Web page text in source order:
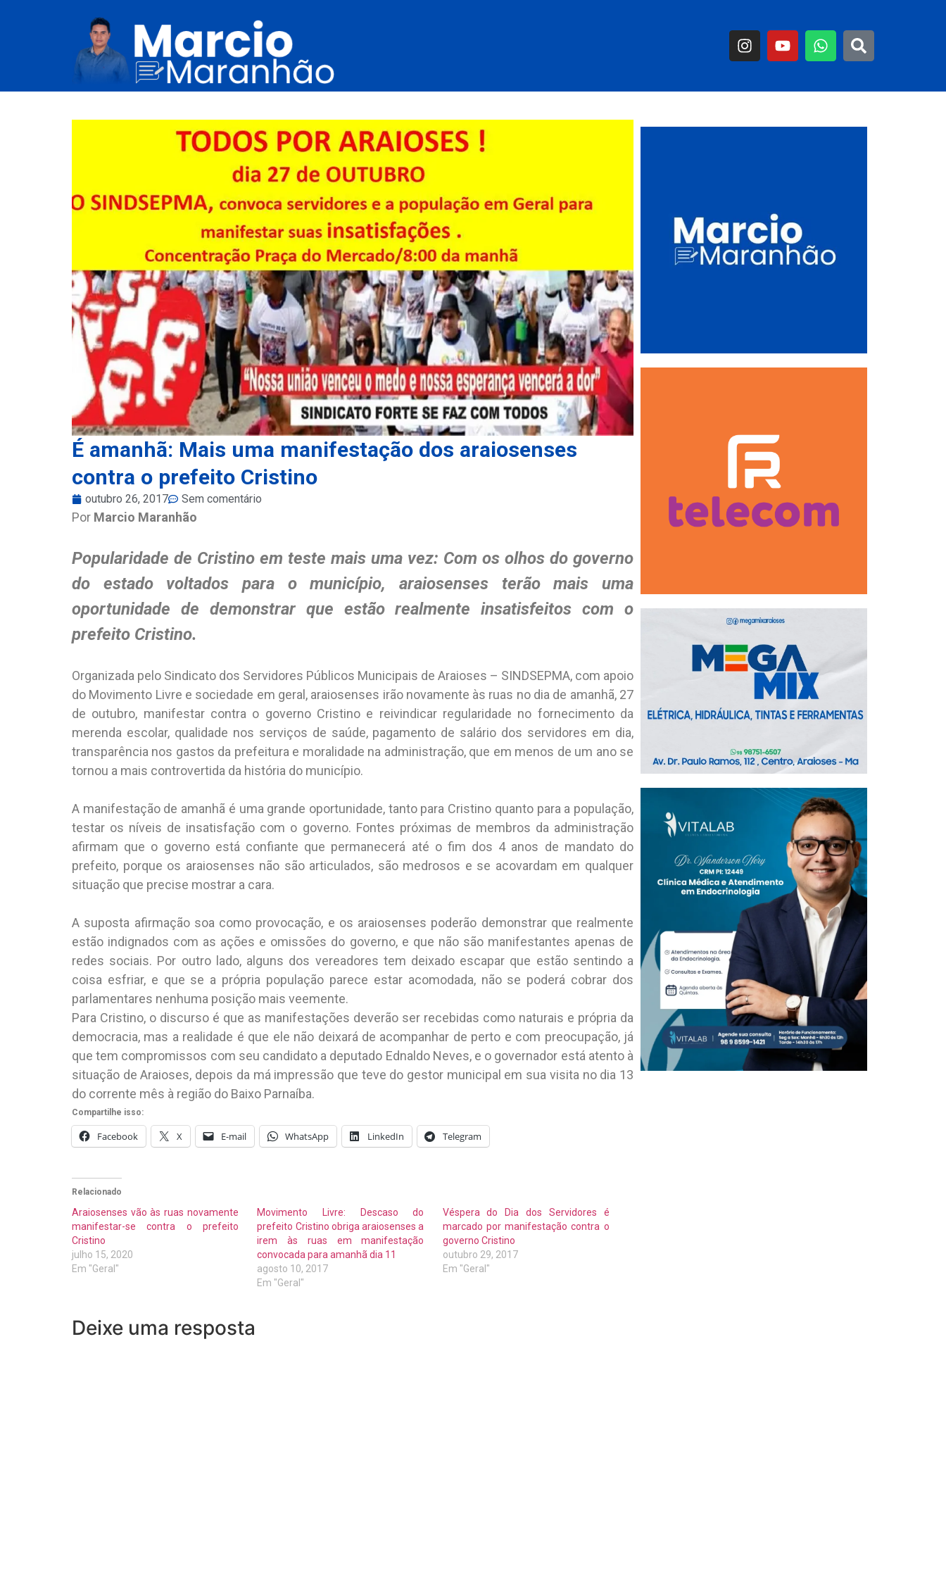
É amanhã: Mais uma manifestação dos araiosenses
contra o prefeito Cristino
outubro 26, 2017 Sem comentário
Por Marcio Maranhão
Popularidade de Cristino em teste mais uma vez: Com os olhos do governo
do estado voltados para o município, araiosenses terão mais uma
oportunidade de demonstrar que estão realmente insatisfeitos com o
prefeito Cristino.
Organizada pelo Sindicato dos Servidores Públicos Municipais de Araioses – SINDSEPMA, com apoio
do Movimento Livre e sociedade em geral, araiosenses irão novamente às ruas no dia de amanhã, 27
de outubro, manifestar contra o governo Cristino e reivindicar regularidade no fornecimento da
merenda escolar, qualidade nos serviços de saúde, pagamento de salário dos servidores em dia,
transparência nos gastos da prefeitura e moralidade na administração, que em menos de um ano se
tornou a mais controvertida da história do município.
A manifestação de amanhã é uma grande oportunidade, tanto para Cristino quanto para a população,
testar os níveis de insatisfação com o governo. Fontes próximas de membros da administração
afirmam que o governo está confiante que permanecerá até o fim dos 4 anos de mandato do
prefeito, porque os araiosenses não são articulados, são medrosos e se acovardam em qualquer
situação que precise mostrar a cara.
A suposta afirmação soa como provocação, e os araiosenses poderão demonstrar que realmente
estão indignados com as ações e omissões do governo, e que não são manifestantes apenas de
redes sociais. Por outro lado, alguns dos vereadores tem deixado escapar que estão sentindo a
coisa esfriar, e que se a própria população parece estar acomodada, não se poderá cobrar dos
parlamentares nenhuma posição mais veemente.
Para Cristino, o discurso é que as manifestações deverão ser recebidas como naturais e própria da
democracia, mas a realidade é que ele não deixará de acompanhar de perto e com preocupação, já
que tem compromissos com seu candidato a deputado Ednaldo Neves, e o governador está atento à
situação de Araioses, depois da má impressão que teve do gestor municipal em sua visita no dia 13
do corrente mês à região do Baixo Parnaíba.
Compartilhe isso:
Facebook X E-mail WhatsApp LinkedIn Telegram
Relacionado
Araiosenses vão às ruas novamente
manifestar-se contra o prefeito
Cristino
julho 15, 2020
Em "Geral"
Movimento Livre: Descaso do
prefeito Cristino obriga araiosenses a
irem às ruas em manifestação
convocada para amanhã dia 11
agosto 10, 2017
Em "Geral"
Véspera do Dia dos Servidores é
marcado por manifestação contra o
governo Cristino
outubro 29, 2017
Em "Geral"
Deixe uma resposta